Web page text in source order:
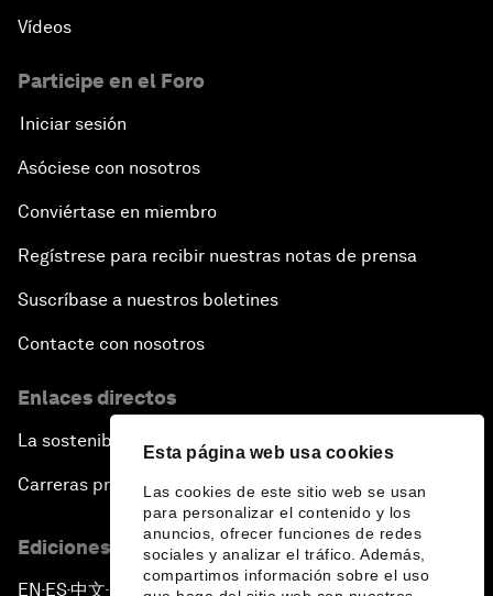
Esta página web usa cookies
Las cookies de este sitio web se usan
para personalizar el contenido y los
anuncios, ofrecer funciones de redes
sociales y analizar el tráfico. Además,
compartimos información sobre el uso
Vídeos
Participe en el Foro
Iniciar sesión
Asóciese con nosotros
Conviértase en miembro
Regístrese para recibir nuestras notas de prensa
Suscríbase a nuestros boletines
Contacte con nosotros
Enlaces directos
La sostenibilidad en el Foro
Carreras profesionales
Ediciones en otros idiomas
EN ▪ES▪中文▪ 日本語